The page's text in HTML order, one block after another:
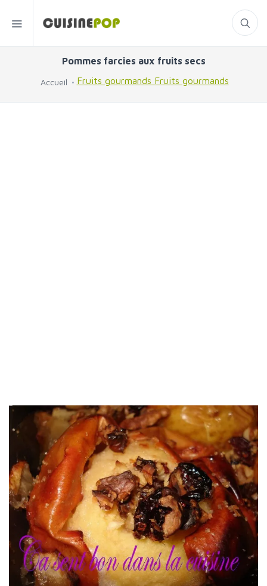
Pommes farcies aux fruits secs
Accueil Fruits gourmands Fruits gourmands